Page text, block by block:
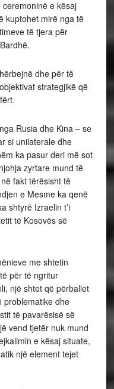
e kësaj
kuptohet mirë nga të
të tjera për
dhe për të
strategjikë që
Rusia dhe Kina – se
si unilaterale dhe
ka pasur deri më sot
zyrtare mund të
fakt tërësisht të
e Mesme ka qenë
shtyrë Izraelin t’i
të Kosovës së
me shtetin
për të ngritur
një shtet që përballet
problematike dhe
të pavarësisë së
vend tjetër nuk mund
e kësaj situate,
një element tejet